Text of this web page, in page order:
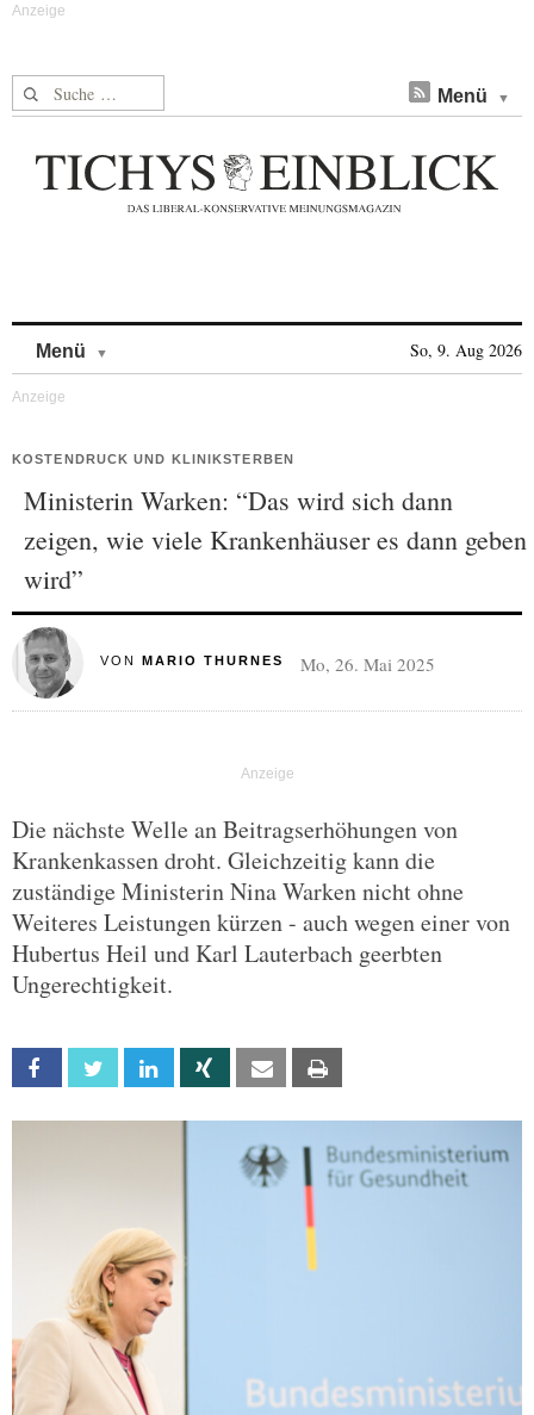
Suche nach: Menü
Menü So, 9. Aug 2026
KOSTENDRUCK UND KLINIKSTERBEN
Ministerin Warken: “Das wird sich dann
zeigen, wie viele Krankenhäuser es dann geben
wird”
VON MARIO THURNES Mo, 26. Mai 2025
Die nächste Welle an Beitragserhöhungen von
Krankenkassen droht. Gleichzeitig kann die
zuständige Ministerin Nina Warken nicht ohne
Weiteres Leistungen kürzen - auch wegen einer von
Hubertus Heil und Karl Lauterbach geerbten
Ungerechtigkeit.
Facebook Twitter Linkedin Xing Email